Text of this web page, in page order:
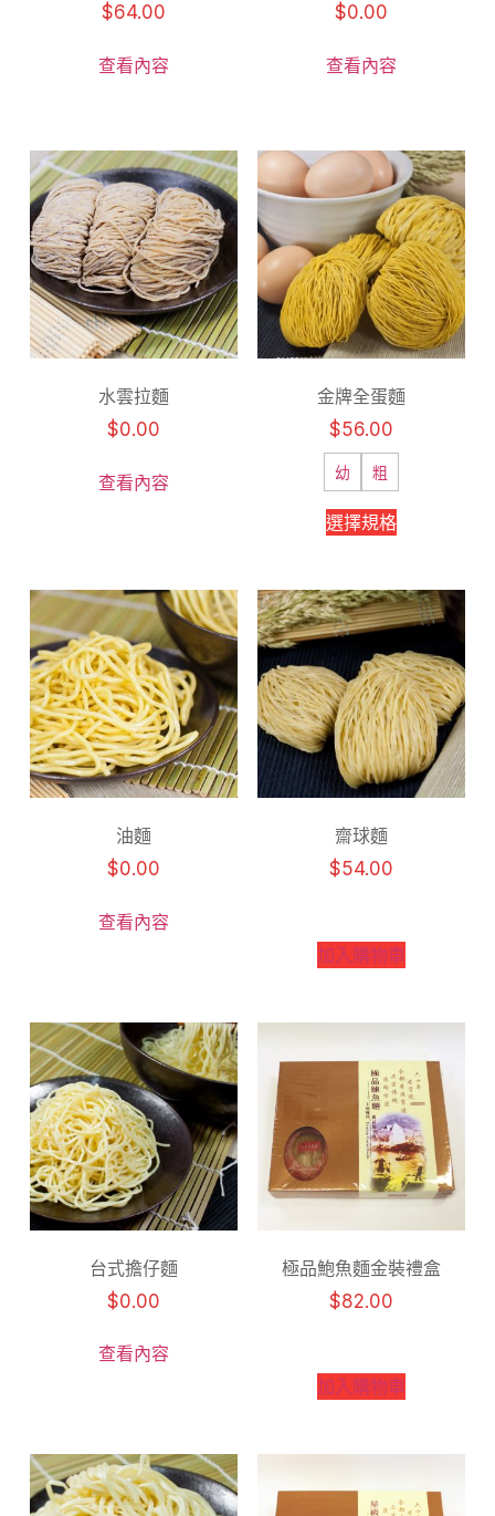
$64.00
查看內容
$0.00
查看內容
水雲拉麵
$0.00
查看內容
金牌全蛋麵
$56.00
幼 粗
選擇規格
油麵
$0.00
查看內容
齋球麵
$54.00
加入購物車
台式擔仔麵
$0.00
查看內容
極品鮑魚麵金裝禮盒
$82.00
加入購物車